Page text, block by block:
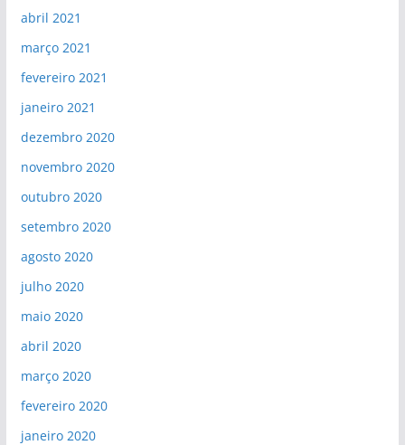
abril 2021
março 2021
fevereiro 2021
janeiro 2021
dezembro 2020
novembro 2020
outubro 2020
setembro 2020
agosto 2020
julho 2020
maio 2020
abril 2020
março 2020
fevereiro 2020
janeiro 2020